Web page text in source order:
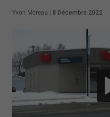
Yvon Moreau 8 Décembre 2022